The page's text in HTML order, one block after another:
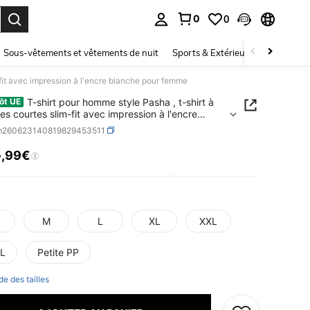
0 0
Sous-vêtements et vêtements de nuit Sports & Extérieur Enfants
avec impression à l'encre blanche pour femme
UE
T-shirt pour homme style Pasha , t-shirt à
courtes slim-fit avec impression à l'encre
pour femme
AND AVAILABILITY
,99€
M L XL XXL
Petite PP
des tailles